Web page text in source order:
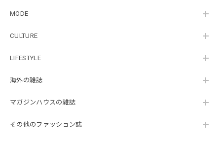
MODE
CULTURE
LIFESTYLE
海外の雑誌
マガジンハウスの雑誌
その他のファッション誌